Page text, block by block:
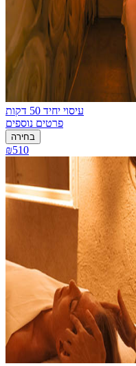
עיסוי יחיד 50 דקות
פרטים נוספים
בחירה
₪510